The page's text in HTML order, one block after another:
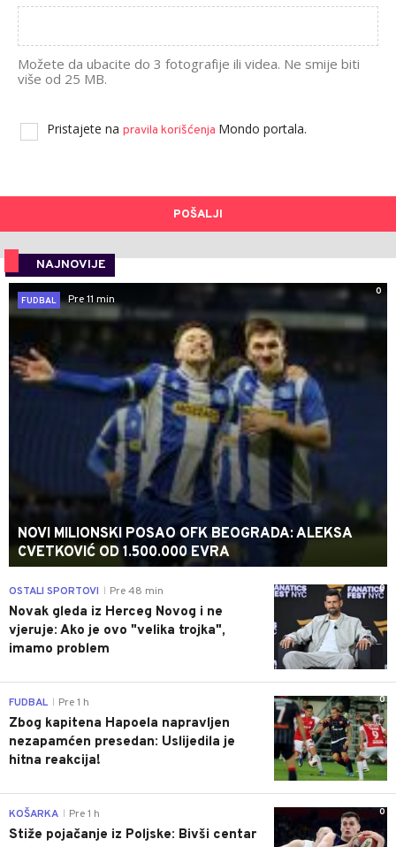
Možete da ubacite do 3 fotografije ili videa. Ne smije biti
više od 25 MB.
Pristajete na pravila korišćenja Mondo portala.
POŠALJI
NAJNOVIJE
0
FUDBAL
Pre 11 min
NOVI MILIONSKI POSAO OFK BEOGRADA: ALEKSA
CVETKOVIĆ OD 1.500.000 EVRA
0
OSTALI SPORTOVI Pre 48 min
Novak gleda iz Herceg Novog i ne
vjeruje: Ako je ovo "velika trojka",
imamo problem
0
FUDBAL Pre 1 h
Zbog kapitena Hapoela napravljen
nezapamćen presedan: Uslijedila je
hitna reakcija!
0
KOŠARKA Pre 1 h
Stiže pojačanje iz Poljske: Bivši centar